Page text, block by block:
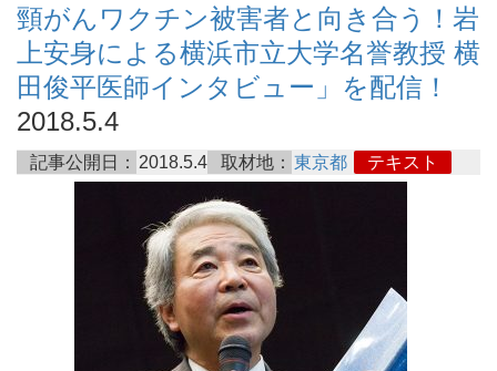
頸がんワクチン被害者と向き合う！岩
上安身による横浜市立大学名誉教授 横
田俊平医師インタビュー」を配信！
2018.5.4
記事公開日： 2018.5.4 取材地： 東京都 テキスト